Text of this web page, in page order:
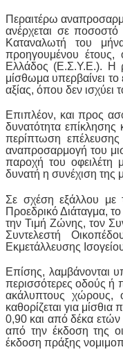
Περαιτέρω
ανέρχεται σε
Καταναλωτή του
προηγουμένου έτους,
Ελλάδος (Ε.Σ.Υ.Ε.). Η
μίσθωμα υπερβαίνει το
αξίας, όπου δεν ισχύει
Επιπλέον, και προς
δυνατότητα
περίπτωση
αναπροσαρμογή του
παροχή του οφειλέτη
δυνατή η συνέχιση της
Σε σχέση εξάλλου με
Προεδρικό Διάταγμα,
την Τιμή Ζώνης, τον
Συντελεστή
Εκμετάλλευσης
Επίσης, λαμβάνονται
περισσότερες οδούς ή
ακάλυπτους χώρους,
καθορίζεται για
0,90 και από δέκα ετών
από την έκδοση της
έκδοση πράξης